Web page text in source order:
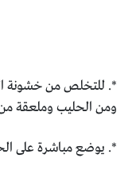
*. للتخلص من خشونة
ومن الحليب وملعقة
*. يوضع مباشرة على